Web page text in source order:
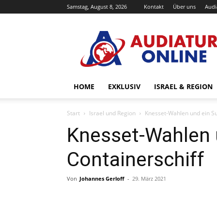
Samstag, August 8, 2026 Kontakt Über uns
Online
HOME EXKLUSIV ISRAEL & REGION
Start Israel und Region Knesset-Wahlen und ein
Knesset-
Containerschiff
Von Johannes Gerloff - 29. März 2021